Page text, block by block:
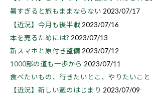
暑すぎると旅もままならない 2023/07/17
【近況】今月も後半戦 2023/07/16
本を売るためには? 2023/07/13
新スマホと原付き整備 2023/07/12
1000部の道も一歩から 2023/07/11
食べたいもの、行きたいとこ、やりたいこと
【近況】新しい週のはじまり 2023/07/09